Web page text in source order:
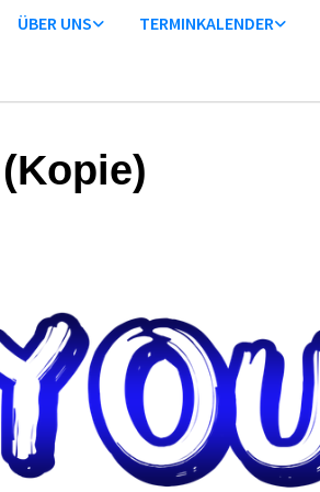
ÜBER UNS TERMINKALENDER